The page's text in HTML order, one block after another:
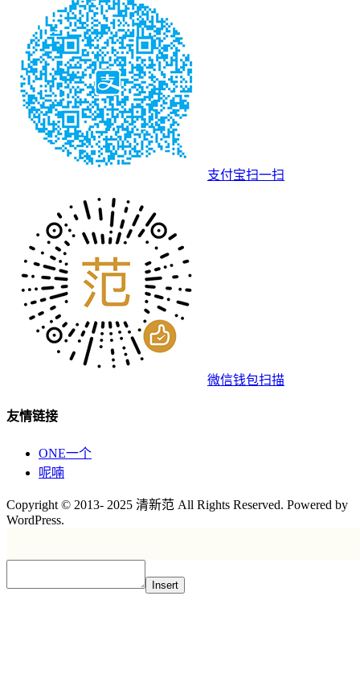
支付宝扫一扫
微信钱包扫描
友情链接
ONE一个
呢喃
Copyright © 2013- 2025 清新范 All Rights Reserved. Powered by
WordPress.
Insert